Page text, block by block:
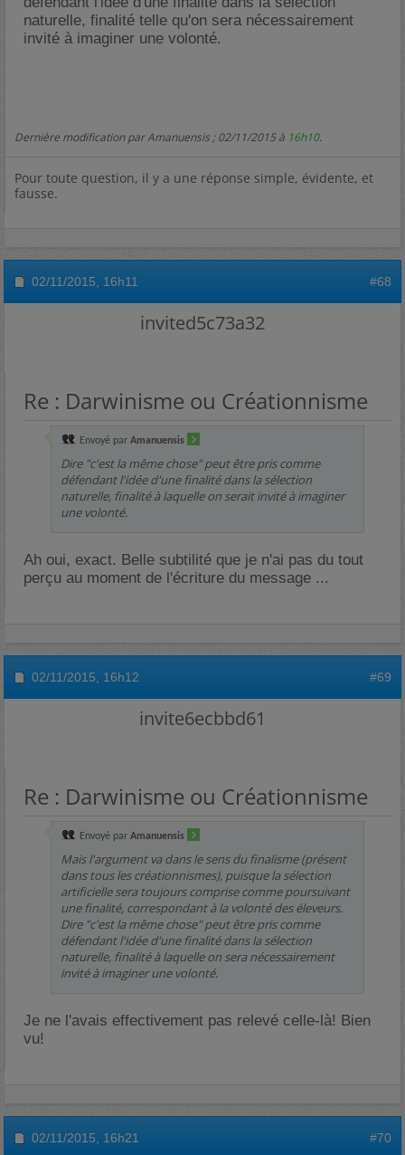
naturelle, finalité telle qu'on sera nécessairement
invité à imaginer une volonté.
Dernière modification par Amanuensis ; 02/11/2015 à 16h10.
Pour toute question, il y a une réponse simple, évidente, et
fausse.
02/11/2015, 16h11 #68
invited5c73a32
Re : Darwinisme ou Créationnisme
Envoyé par Amanuensis
Dire "c'est la même chose" peut être pris comme
défendant l'idée d'une finalité dans la sélection
naturelle, finalité à laquelle on serait invité à imaginer
une volonté.
Ah oui, exact. Belle subtilité que je n'ai pas du tout
perçu au moment de l'écriture du message ...
02/11/2015, 16h12 #69
invite6ecbbd61
Re : Darwinisme ou Créationnisme
Envoyé par Amanuensis
Mais l'argument va dans le sens du finalisme (présent
danstousles créationnismes), puisque la sélection
artificielle sera toujours comprise comme poursuivant
une finalité, correspondant à la volonté des éleveurs.
Dire "c'est la même chose" peut être pris comme
défendant l'idée d'une finalité dans la sélection
naturelle, finalité à laquelle on sera nécessairement
invité à imaginer une volonté.
Je ne l'avais effectivement pas relevé celle-là! Bien
vu!
02/11/2015, 16h21 #70